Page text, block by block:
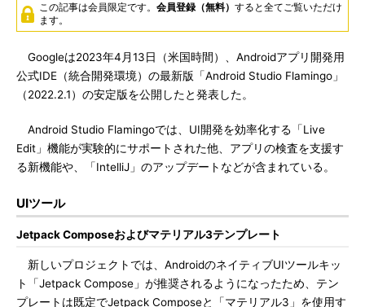
この記事は会員限定です。 会員登録（無料） すると全てご覧いただけ
ます。
Googleは2023年4月13日（米国時間）、Androidアプリ開発用
公式IDE（統合開発環境）の最新版「Android Studio Flamingo」
（2022.2.1）の安定版を公開したと発表した。
Android Studio Flamingoでは、UI開発を効率化する「Live
Edit」機能が実験的にサポートされた他、アプリの検査を支援す
る新機能や、「IntelliJ」のアップデートなどが含まれている。
UIツール
Jetpack Composeおよびマテリアル3テンプレート
新しいプロジェクトでは、AndroidのネイティブUIツールキッ
ト「Jetpack Compose」が推奨されるようになったため、テン
プレートは既定でJetpack Composeと「マテリアル3」を使用す